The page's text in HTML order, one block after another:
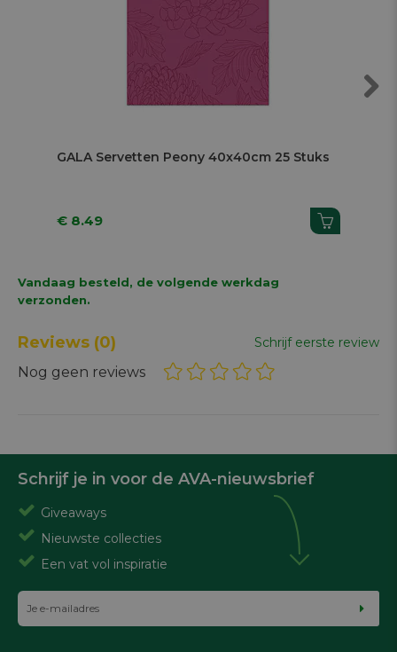
GALA Servetten Peony 40x40cm 25 Stuks
€ 8.49
Vandaag besteld, de volgende werkdag
verzonden.
Reviews (0) Schrijf eerste review
Nog geen reviews
Schrijf je in voor de AVA-nieuwsbrief
Giveaways
Nieuwste collecties
Een vat vol inspiratie